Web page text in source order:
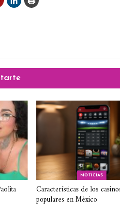
NOTICIAS
Características de los
populares en México